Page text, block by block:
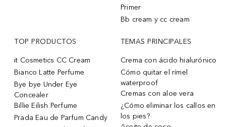
Primer
Bb cream y cc cream
TOP PRODUCTOS
it Cosmetics CC Cream
Bianco Latte Perfume
Bye bye Under Eye
Concealer
Billie Eilish Perfume
Prada Eau de Parfum Candy
TEMAS PRINCIPALES
Crema con ácido hialurónico
Cómo quitar el rímel
waterproof
Cremas con aloe vera
¿Cómo eliminar los callos en
los pies?